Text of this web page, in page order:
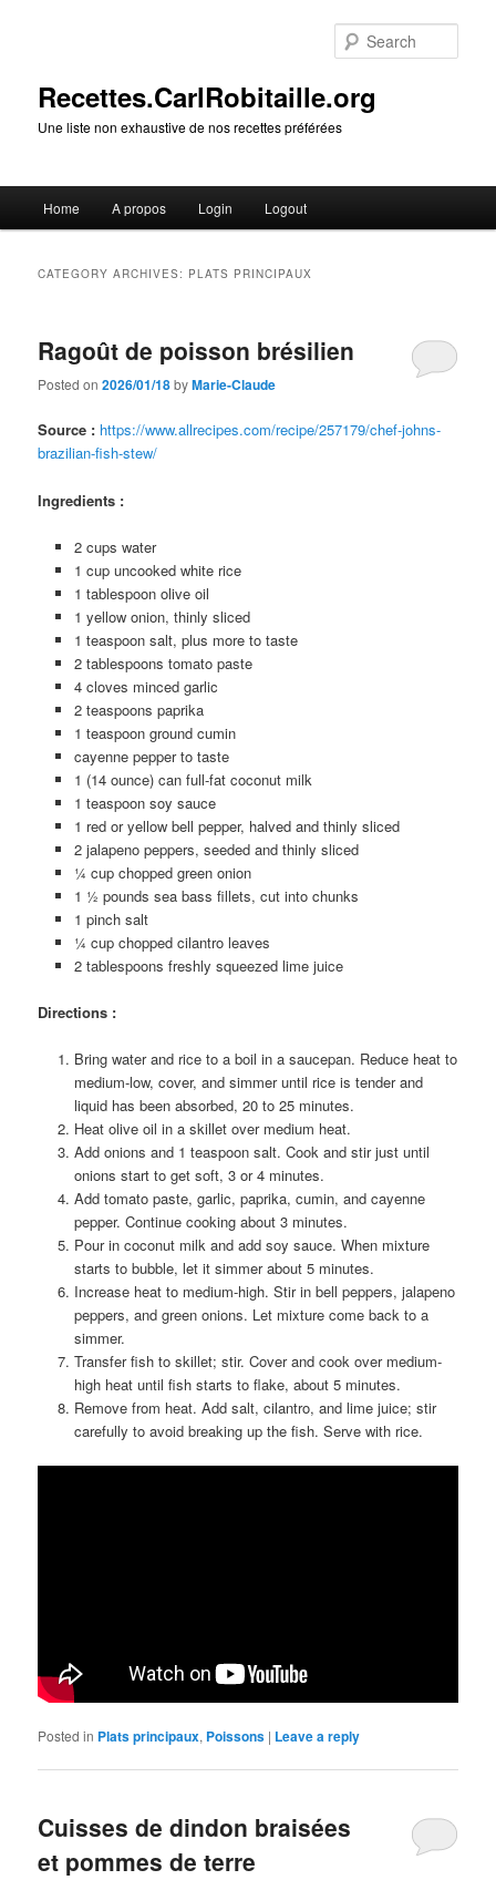
Recettes.CarlRobitaille.org
Une liste non exhaustive de nos recettes préférées
Home A propos Login Logout
CATEGORY ARCHIVES: PLATS PRINCIPAUX
Ragoût de poisson brésilien
Posted on2026/01/18byMarie-Claude
Source : https://www.allrecipes.com/recipe/257179/chef-johns-
brazilian-fish-stew/
Ingredients :
2 cups water
1 cup uncooked white rice
1 tablespoon olive oil
1 yellow onion, thinly sliced
1 teaspoon salt, plus more to taste
2 tablespoons tomato paste
4 cloves minced garlic
2 teaspoons paprika
1 teaspoon ground cumin
cayenne pepper to taste
1 (14 ounce) can full-fat coconut milk
1 teaspoon soy sauce
1 red or yellow bell pepper, halved and thinly sliced
2 jalapeno peppers, seeded and thinly sliced
¼ cup chopped green onion
1 ½ pounds sea bass fillets, cut into chunks
1 pinch salt
¼ cup chopped cilantro leaves
2 tablespoons freshly squeezed lime juice
Directions :
Bring water and rice to a boil in a saucepan. Reduce heat to
medium-low, cover, and simmer until rice is tender and
liquid has been absorbed, 20 to 25 minutes.
Heat olive oil in a skillet over medium heat.
Add onions and 1 teaspoon salt. Cook and stir just until
onions start to get soft, 3 or 4 minutes.
Add tomato paste, garlic, paprika, cumin, and cayenne
pepper. Continue cooking about 3 minutes.
Pour in coconut milk and add soy sauce. When mixture
starts to bubble, let it simmer about 5 minutes.
Increase heat to medium-high. Stir in bell peppers, jalapeno
peppers, and green onions. Let mixture come back to a
simmer.
Transfer fish to skillet; stir. Cover and cook over medium-
high heat until fish starts to flake, about 5 minutes.
Remove from heat. Add salt, cilantro, and lime juice; stir
carefully to avoid breaking up the fish. Serve with rice.
Posted in Plats principaux, Poissons | Leave a reply
Cuisses de dindon braisées
et pommes de terre